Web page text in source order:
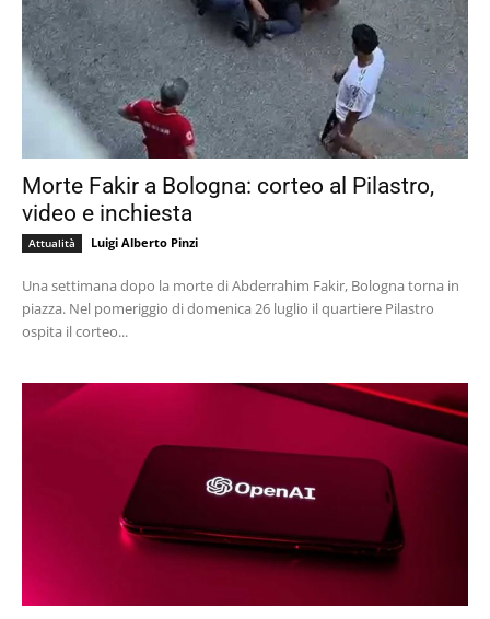
Morte Fakir a Bologna: corteo al Pilastro,
video e inchiesta
Attualità Luigi Alberto Pinzi
Una settimana dopo la morte di Abderrahim Fakir, Bologna torna in
piazza. Nel pomeriggio di domenica 26 luglio il quartiere Pilastro
ospita il corteo...